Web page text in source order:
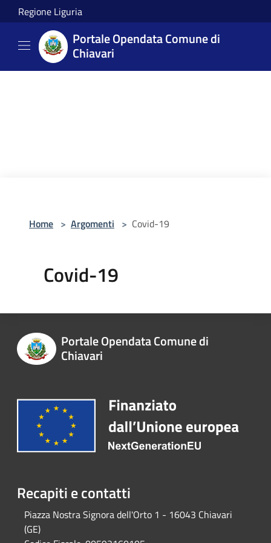
Salta al contenuto principale
Regione Liguria
Portale Opendata Comune di
Chiavari
Home > Argomenti > Covid-19
Covid-19
Portale Opendata Comune di
Chiavari
Recapiti e contatti
Piazza Nostra Signora dell'Orto 1 - 16043 Chiavari
(GE)